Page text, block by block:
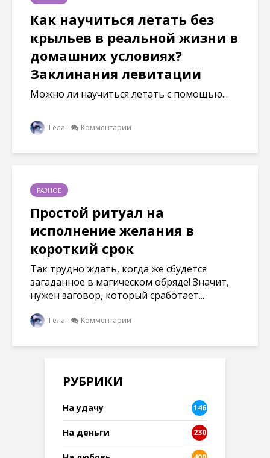
Как научиться летать без
крыльев в реальной жизни в
домашних условиях?
Заклинания левитации
Можно ли научиться летать с помощью...
Гела Комментарии
РАЗНОЕ
Простой ритуал на
исполнение желания в
короткий срок
Так трудно ждать, когда же сбудется
загаданное в магическом обряде! Значит,
нужен заговор, который сработает...
Гела Комментарии
РУБРИКИ
На удачу 146
На деньги 230